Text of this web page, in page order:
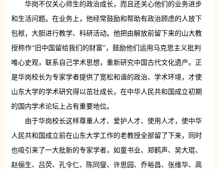
华岗不仅关心师生的政治成长，而且还关心他们的业务进步
和生活问题。在业务上，他经常鼓励和帮助有政治顾虑的人放下
包袱，大胆进行教学、科研活动。他把由解放前留下来的山大教
授称作“旧中国留给我们的财富”，鼓励他们运用马克思主义批判
唯心史观，联系自己学术思想，重新研究中国古代文化遗产。正
是华岗校长为专家学者提供了宽松和谐的政治、学术环境，才使
山东大学的学术研究得以茁壮成长，在中华人民共和国成立初期
的国内学术论坛上占有重要地位。
由于华岗校长这样尊重人才、爱护人才、使用人才，使中华
人民共和国成立前在山东大学工作的老教授全部留了下来，同时
也吸引来了一大批新的专家学者，如童书业、郑鹤声、吴大琨、
赵俪生、吕荧、孔令仁、陈同燮、许思园、乔裕昌、张维华、高